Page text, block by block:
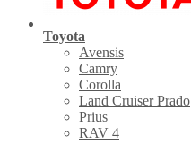
Toyota
Avensis
Camry
Corolla
Land Cruiser Prado
Prius
RAV 4